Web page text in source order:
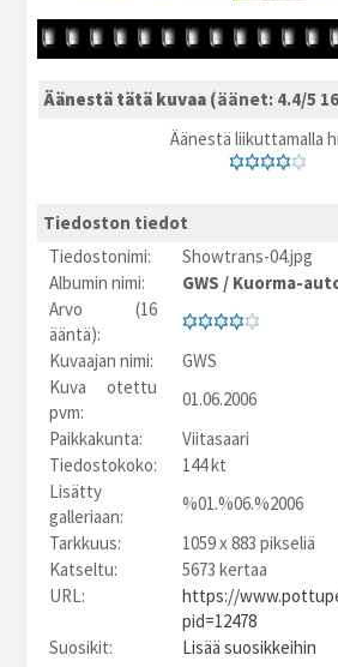
Äänestä tätä kuvaa (äänet: 4.4/5
Äänestä liikuttamalla
Tiedoston tiedot
Tiedostonimi:
Showtrans-04.jpg
Albumin nimi:
GWS / Kuorma-
Arvo (16
ääntä):
Kuvaajan nimi:
GWS
Kuva otettu
pvm:
01.06.2006
Paikkakunta:
Viitasaari
Tiedostokoko:
144 kt
Lisätty
galleriaan:
%01.%06.%2006
Tarkkuus:
1059 x 883 pikseliä
Katseltu:
5673 kertaa
URL:
https://
pid=12478
Suosikit:
Lisää suosikkeihin